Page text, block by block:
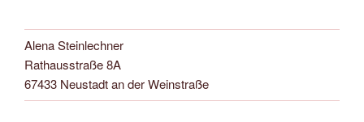
Alena Steinlechner
Rathausstraße 8A
67433 Neustadt an der Weinstraße